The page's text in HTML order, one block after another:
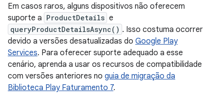
Em casos raros, alguns dispositivos não oferecem
suporte a ProductDetails e
queryProductDetailsAsync() . Isso costuma ocorrer
devido a versões desatualizadas do Google Play
Services. Para oferecer suporte adequado a esse
cenário, aprenda a usar os recursos de compatibilidade
com versões anteriores no guia de migração da
Biblioteca Play Faturamento 7.